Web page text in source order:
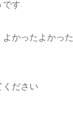
です
かったよかった
ください